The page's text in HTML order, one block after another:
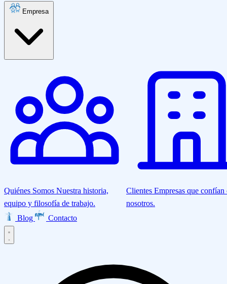
Empresa
Quiénes Somos Nuestra historia,
equipo y filosofía de trabajo.
Clientes Empresas que confían
nosotros.
Blog
Contacto